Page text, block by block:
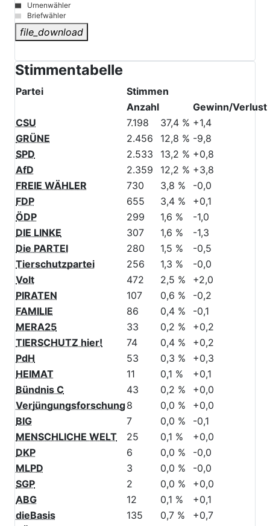
© Stadt Schwabach
Urnenwähler
Briefwähler
file_download
Stimmentabelle
Partei
Stimmen
Anzahl
Gewinn/Verlust
CSU
7.198 37,4 % +1,4
GRÜNE
2.456 12,8 % -9,8
SPD
2.533 13,2 % +0,8
AfD
2.359 12,2 % +3,8
FREIE WÄHLER
730 3,8 %
-0,0
FDP
655 3,4 %
+0,1
ÖDP
299 1,6 %
-1,0
DIE LINKE
307 1,6 %
-1,3
Die PARTEI
280 1,5 %
-0,5
Tierschutzpartei
256 1,3 %
-0,0
Volt
472 2,5 %
+2,0
PIRATEN
107 0,6 %
-0,2
FAMILIE
86 0,4 %
-0,1
MERA25
33 0,2 %
+0,2
TIERSCHUTZ hier!
74 0,4 %
+0,2
PdH
53 0,3 %
+0,3
HEIMAT
11 0,1 %
+0,1
Bündnis C
43 0,2 %
+0,0
Verjüngungsforschung8 0,0 %
+0,0
BIG
7 0,0 %
-0,1
MENSCHLICHE WELT
25 0,1 %
+0,0
DKP
6 0,0 %
-0,0
MLPD
3 0,0 %
-0,0
SGP
2 0,0 %
+0,0
ABG
12 0,1 %
+0,1
dieBasis
135 0,7 %
+0,7